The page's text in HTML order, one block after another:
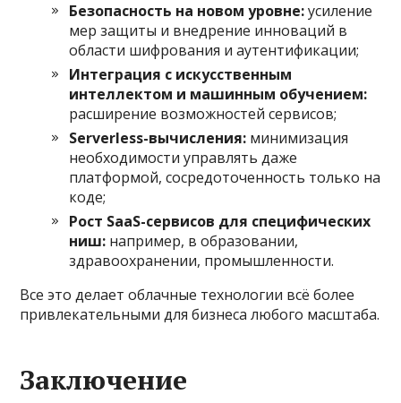
Безопасность на новом уровне:усиление
мер защиты и внедрение инноваций в
области шифрования и аутентификации;
Интеграция с искусственным
интеллектом и машинным обучением:
расширение возможностей сервисов;
Serverless-вычисления: минимизация
необходимости управлять даже
платформой, сосредоточенность только на
коде;
Рост SaaS-сервисов для специфических
ниш: например, в образовании,
здравоохранении, промышленности.
Все это делает облачные технологии всё более
привлекательными для бизнеса любого масштаба.
Заключение